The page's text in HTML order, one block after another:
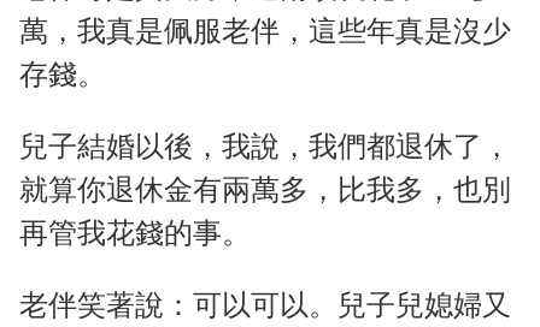
萬，我真是佩服老伴，這些年真是沒少
存錢。
兒子結婚以後，我說，我們都退休了，
就算你退休金有兩萬多，比我多，也別
再管我花錢的事。
老伴笑著說：可以可以。兒子兒媳婦又